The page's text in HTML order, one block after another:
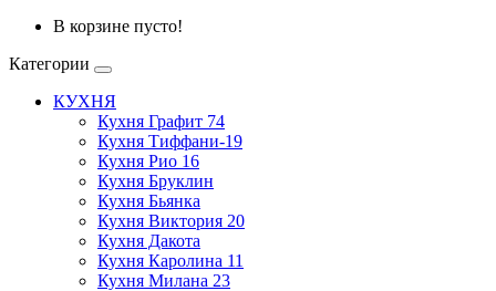
В корзине пусто!
Категории
КУХНЯ
Кухня Графит 74
Кухня Тиффани-19
Кухня Рио 16
Кухня Бруклин
Кухня Бьянка
Кухня Виктория 20
Кухня Дакота
Кухня Каролина 11
Кухня Милана 23